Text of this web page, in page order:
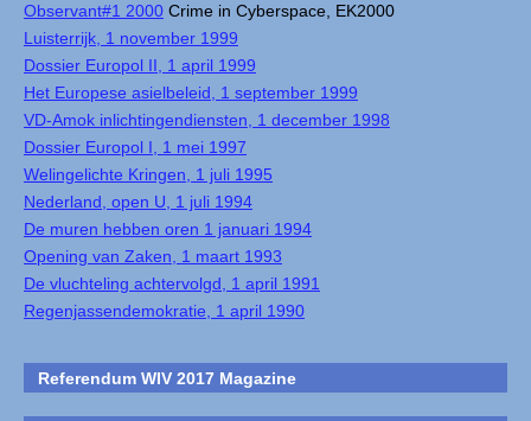
Observant#1 2000 Crime in Cyberspace, EK2000
Luisterrijk, 1 november 1999
Dossier Europol II, 1 april 1999
Het Europese asielbeleid, 1 september 1999
VD-Amok inlichtingendiensten, 1 december 1998
Dossier Europol I, 1 mei 1997
Welingelichte Kringen, 1 juli 1995
Nederland, open U, 1 juli 1994
De muren hebben oren 1 januari 1994
Opening van Zaken, 1 maart 1993
De vluchteling achtervolgd, 1 april 1991
Regenjassendemokratie, 1 april 1990
Referendum WIV 2017 Magazine